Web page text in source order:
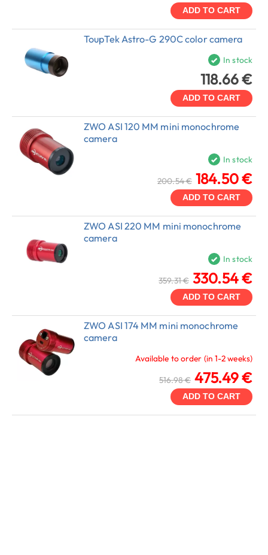
ADD TO CART
ToupTek Astro-G 290C color camera
In stock
118.66 €
ADD TO CART
ZWO ASI 120 MM mini monochrome
camera
In stock
200.54 € 184.50 €
ADD TO CART
ZWO ASI 220 MM mini monochrome
camera
In stock
359.31 € 330.54 €
ADD TO CART
ZWO ASI 174 MM mini monochrome
camera
Available to order (in 1-2 weeks)
516.98 € 475.49 €
ADD TO CART